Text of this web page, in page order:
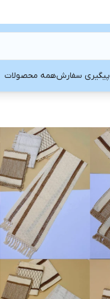
پیگیری سفارشهمه محصولات